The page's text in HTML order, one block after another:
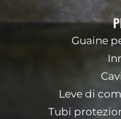
Guaine
Leve di
Tubi